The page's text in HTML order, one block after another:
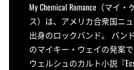
My Chemical Romance（マイ
ス）は、アメリカ合衆国ニ
出身のロックバンド。 バン
のマイキー・ウェイの発案
ウェルシュのカルト小説『